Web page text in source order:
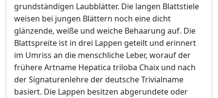
grundständigen Laubblätter. Die langen Blattstiele
weisen bei jungen Blättern noch eine dicht
glänzende, weiße und weiche Behaarung auf. Die
Blattspreite ist in drei Lappen geteilt und erinnert
im Umriss an die menschliche Leber, worauf der
frühere Artname Hepatica triloba Chaix und nach
der Signaturenlehre der deutsche Trivialname
basiert. Die Lappen besitzen abgerundete oder